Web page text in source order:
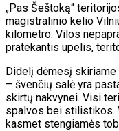
„Pas Šeštoką“
magistralinio kelio
kilometro. Vilos
pratekantis upelis,
Didelį dėmesį
– švenčių salė yra
skirtų nakvynei. Visi
spalvos bei stilistikos.
kasmet stengiamės